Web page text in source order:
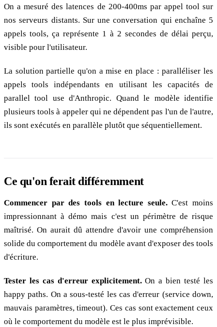
On a mesuré des latences de 200-400ms par appel tool sur
nos serveurs distants. Sur une conversation qui enchaîne 5
appels tools, ça représente 1 à 2 secondes de délai perçu,
visible pour l'utilisateur.
La solution partielle qu'on a mise en place : paralléliser les
appels tools indépendants en utilisant les capacités de
parallel tool use d'Anthropic. Quand le modèle identifie
plusieurs tools à appeler qui ne dépendent pas l'un de l'autre,
ils sont exécutés en parallèle plutôt que séquentiellement.
Ce qu'on ferait différemment
Commencer par des tools en lecture seule.C'est moins
impressionnant à démo mais c'est un périmètre de risque
maîtrisé. On aurait dû attendre d'avoir une compréhension
solide du comportement du modèle avant d'exposer des tools
d'écriture.
Tester les cas d'erreur explicitement.On a bien testé les
happy paths. On a sous-testé les cas d'erreur (service down,
mauvais paramètres, timeout). Ces cas sont exactement ceux
où le comportement du modèle est le plus imprévisible.